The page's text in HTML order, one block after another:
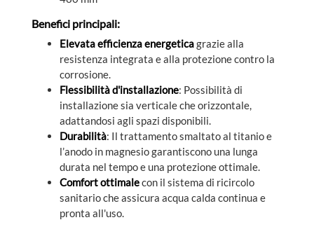
Benefici principali:
Elevata efficienza energeticagrazie alla
resistenza integrata e alla protezione contro la
corrosione.
Flessibilità d'installazione: Possibilità di
installazione sia verticale che orizzontale,
adattandosi agli spazi disponibili.
Durabilità: Il trattamento smaltato al titanio e
l’anodo in magnesio garantiscono una lunga
durata nel tempo e una protezione ottimale.
Comfort ottimalecon il sistema di ricircolo
sanitario che assicura acqua calda continua e
pronta all'uso.